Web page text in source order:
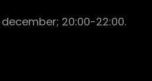
20:00-22:00.